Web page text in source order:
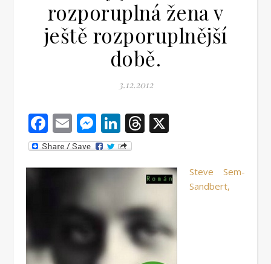
rozporuplná žena v
ještě rozporuplnější
době.
3.12.2012
Facebook
EmailMessenger
LinkedIn
Threads
Steve Sem-
Sandbert,